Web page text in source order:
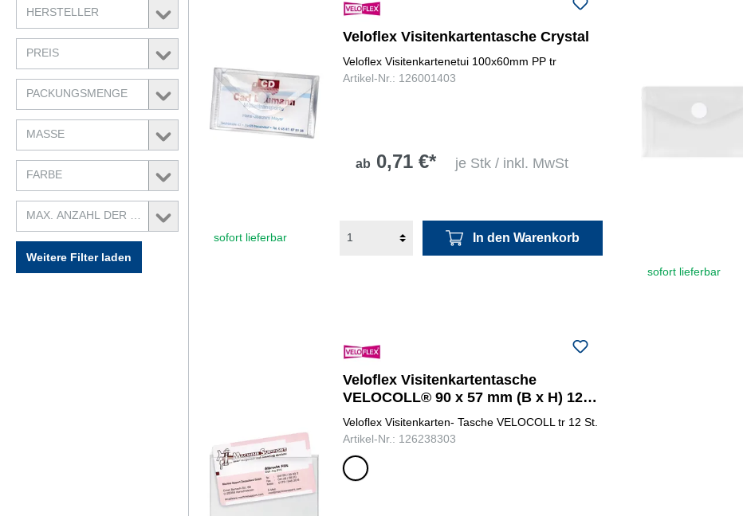
HERSTELLER
PREIS
PACKUNGSMENGE
MASSE
FARBE
Weitere Filter laden
Veloflex Visitenkartentasche Crystal
Veloflex Visitenkartenetui 100x60mm PP tr
Artikel-Nr.: 126001403
ab 0,71 €* je Stk / inkl. MwSt
sofort lieferbar In den Warenkorb
sofort lieferbar
Veloflex Visitenkartentasche
VELOCOLL® 90 x 57 mm (B x H) 12
St./Pack.
Veloflex Visitenkarten- Tasche VELOCOLL tr 12 St.
Artikel-Nr.: 126238303
glasklar